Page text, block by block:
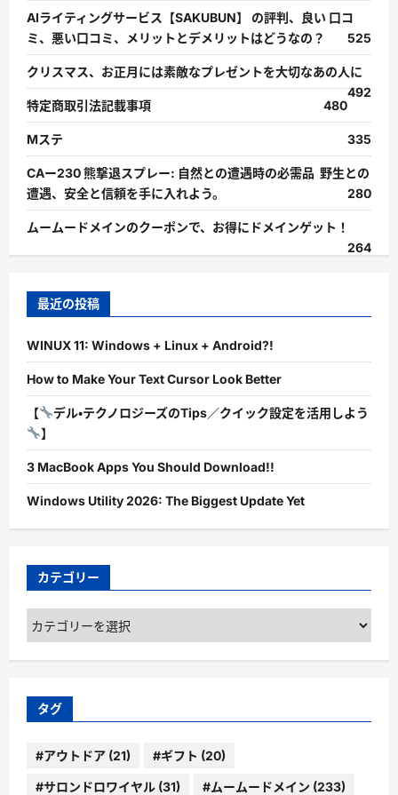
AIライティングサービス【SAKUBUN】 の評判、良い 口コ
ミ、悪い口コミ、メリットとデメリットはどうなの？
525
クリスマス、お正月には素敵なプレゼントを大切なあの人に
492
特定商取引法記載事項
480
Mステ 335
CAー230 熊撃退スプレー: 自然との遭遇時の必需品 野生との
遭遇、安全と信頼を手に入れよう。
280
ムームードメインのクーポンで、お得にドメインゲット！
264
最近の投稿
WINUX 11: Windows + Linux + Android?!
How to Make Your Text Cursor Look Better
【
デル・テクノロジーズのTips／クイック設定を活用しよう
】
3 MacBook Apps You Should Download!!
Windows Utility 2026: The Biggest Update Yet
カテゴリー
カ
テ
ゴ
ー
タグ
#アウトドア (21) #ギフト (20)
#サロンドロワイヤル (31) #ムームードメイン (233)